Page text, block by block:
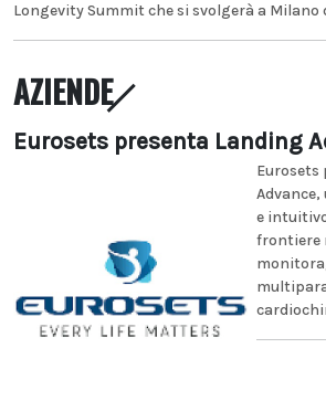
Longevity Summit che si svolgerà a Milano
AZIENDE
Eurosets presenta Landing
Eurosets
e
frontiere